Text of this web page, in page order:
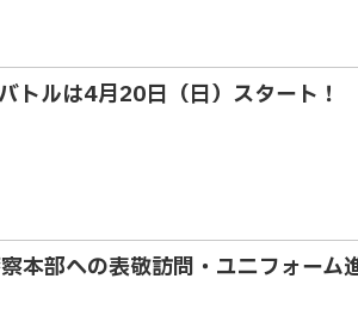
トルは4月20日（日）スタート！
本部への表敬訪問・ユニフォーム